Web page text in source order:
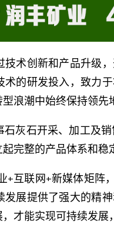
术创新和产品升级
的研发投入，致力
浪潮中始终保持领先
灰石开采、加工及
完整的产品体系和稳
+互联网+新媒体矩阵
展提供了强大的精
才能实现可持续发展